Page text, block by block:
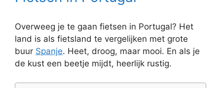
Overweeg je te gaan fietsen in Portugal? Het
land is als fietsland te vergelijken met grote
buur Spanje. Heet, droog, maar mooi. En als je
de kust een beetje mijdt, heerlijk rustig.